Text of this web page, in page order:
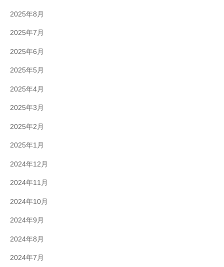
2025年8月
2025年7月
2025年6月
2025年5月
2025年4月
2025年3月
2025年2月
2025年1月
2024年12月
2024年11月
2024年10月
2024年9月
2024年8月
2024年7月